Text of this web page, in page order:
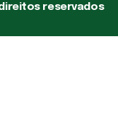
reservados